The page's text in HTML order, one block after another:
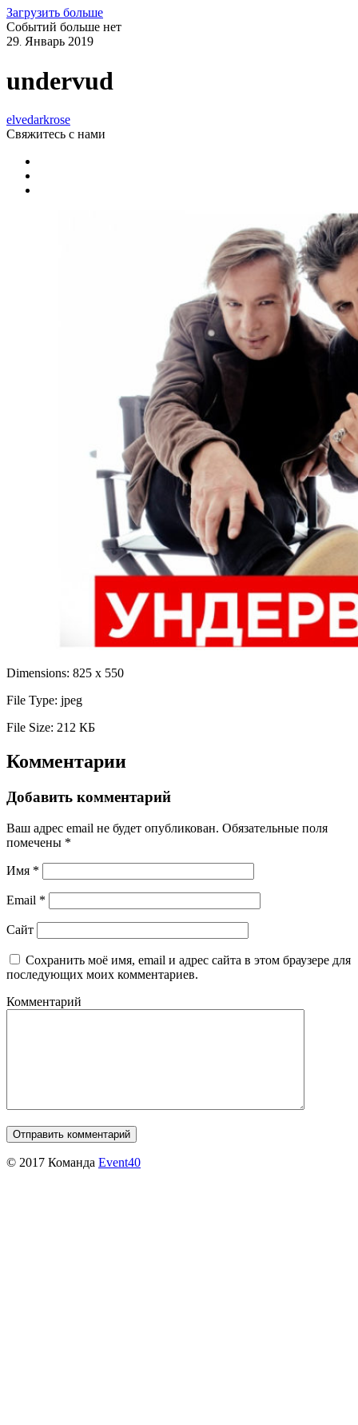
Загрузить больше
Событий больше нет
29. Январь 2019
undervud
elvedarkrose
Свяжитесь с нами
Dimensions: 825 x 550
File Type: jpeg
File Size: 212 КБ
Комментарии
Добавить комментарий
Ваш адрес email не будет опубликован. Обязательные поля
помечены *
Имя *
Email *
Сайт
Сохранить моё имя, email и адрес сайта в этом браузере для
последующих моих комментариев.
Комментарий
© 2017 Команда Event40